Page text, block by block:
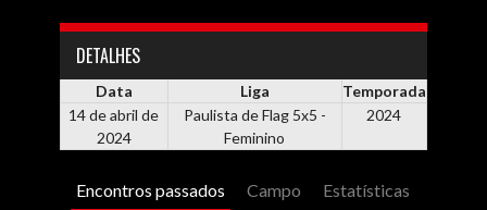
DETALHES
Data Liga
Temporada
14 de abril de
2024
Paulista de Flag 5x5 -
Feminino
2024
Encontros passados Campo Estatísticas